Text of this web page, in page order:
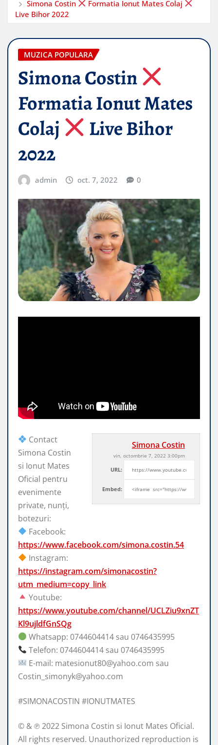
Simona Costin
Formatia Ionut Mates Colaj
Live Bihor 2022
MUZICA POPULARA
Simona Costin
Formatia Ionut Mates
Colaj
Live Bihor
2022
admin oct. 7, 2022 0
Simona Costin
vin, octombrie 7, 2022 3:00pm
URL:
Embed:
Contact
Simona Costin
si Ionut Mates
Oficial pentru
evenimente
private, nunți,
botezuri:
Facebook:
https://www.facebook.com/simona.costin.54
Instagram:
https://instagram.com/simonacostin?
utm_medium=copy_link
Youtube:
https://www.youtube.com/channel/UCLZiu9xnZT
Kl9ujldfGnSQg
Whatsapp: 0744604414 sau 0746435995
Telefon: 0744604414 sau 0746435995
E-mail: matesionut80@yahoo.com sau
Costin_simonyk@yahoo.com
#SIMONACOSTIN #IONUTMATES
© & ℗ 2022 Simona Costin si Ionut Mates Oficial.
All rights reserved. Unauthorized reproduction is